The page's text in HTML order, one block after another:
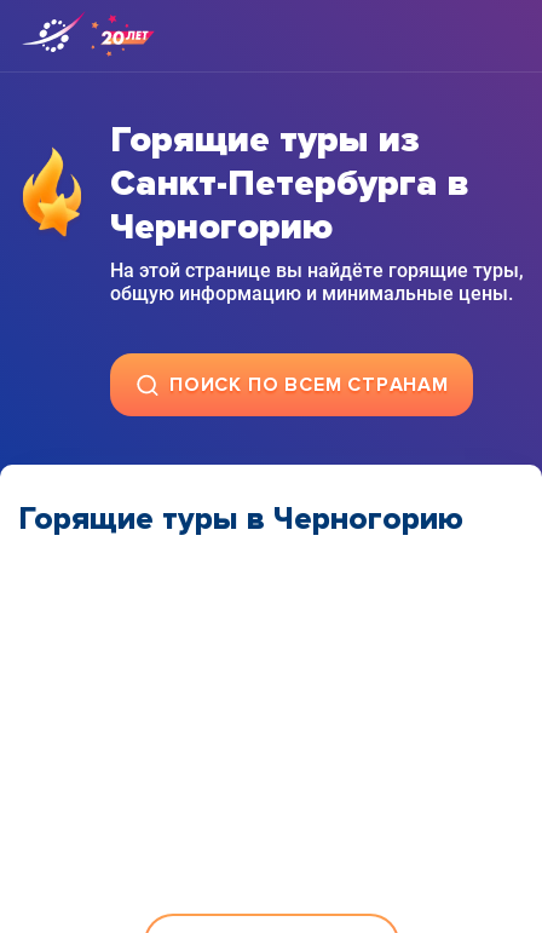
Горящие туры из
Санкт-Петербурга в
Черногорию
На этой странице вы найдёте горящие туры,
общую информацию и минимальные цены.
ПОИСК ПО ВСЕМ СТРАНАМ
Горящие туры в Черногорию